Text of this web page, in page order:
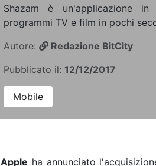
Shazam è un'applicazione
programmi TV e film in pochi
Autore:
Redazione BitCity
Pubblicato il: 12/12/2017
Mobile
Apple ha annunciato